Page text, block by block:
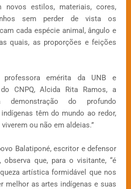
novos estilos, materiais, cores,
sem perder de vista os
cada espécie animal, ângulo e
quais, as proporções e feições
professora emérita da UNB e
CNPQ, Alcida Rita Ramos, a
demonstração do profundo
têm do mundo ao redor,
ou não em aldeias.”
Balatiponé, escritor e defensor
observa que, para o visitante, “é
artística formidável que nos
melhor as artes indígenas e suas